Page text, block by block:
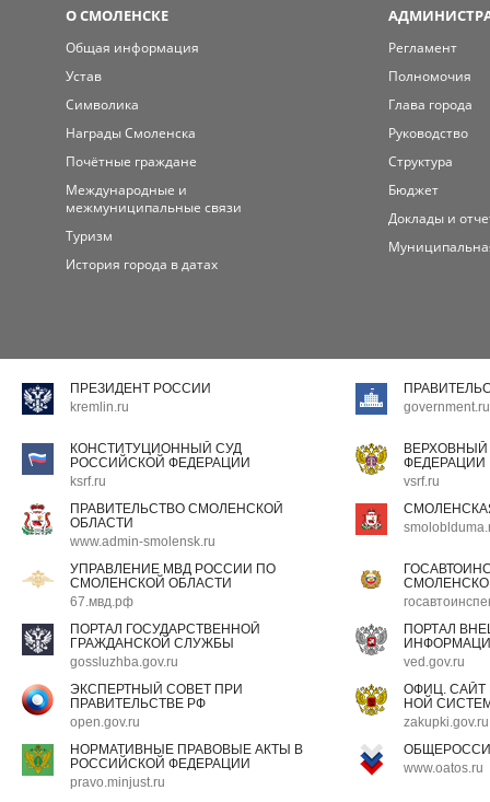
О СМОЛЕНСКЕ
Общая информация
Устав
Символика
Награды Смоленска
Почётные граждане
Международные и
межмуниципальные связи
Туризм
История города в датах
Регламент
Полномочия
Глава города
Руководство
Структура
Бюджет
Доклады и
ПРЕЗИДЕНТ РОССИИ
kremlin.ru
government.ru
КОНСТИТУЦИОННЫЙ СУД
РОССИЙСКОЙ ФЕДЕРАЦИИ
ksrf.ru
ФЕДЕРАЦИИ
vsrf.ru
ПРАВИТЕЛЬСТВО СМОЛЕНСКОЙ
ОБЛАСТИ
www.admin-smolensk.ru
УПРАВЛЕНИЕ МВД РОССИИ ПО
СМОЛЕНСКОЙ ОБЛАСТИ
67.мвд.рф
ПОРТАЛ ГОСУДАРСТВЕННОЙ
ГРАЖДАНСКОЙ СЛУЖБЫ
gossluzhba.gov.ru
ПОРТАЛ
ved.gov.ru
ЭКСПЕРТНЫЙ СОВЕТ ПРИ
ПРАВИТЕЛЬСТВЕ РФ
open.gov.ru
ОФИЦ.
НОЙ
zakupki.gov.ru
НОРМАТИВНЫЕ ПРАВОВЫЕ АКТЫ В
РОССИЙСКОЙ ФЕДЕРАЦИИ
pravo.minjust.ru
www.oatos.ru